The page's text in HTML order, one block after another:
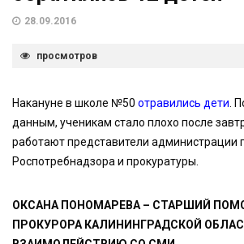
28.09.2016
просмотров
Накануне в школе №50 отравились дети .
данным, ученикам стало плохо после
работают представители администрации
Роспотребнадзора и прокуратуры.
ОКСАНА ПОНОМАРЕВА – СТАРШИЙ
ПРОКУРОРА КАЛИНИНГРАДСКОЙ